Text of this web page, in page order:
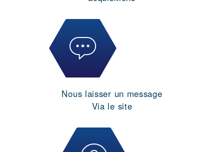
Nous laisser un message
Via le site